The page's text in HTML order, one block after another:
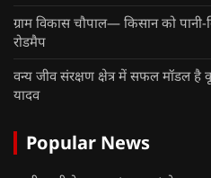
ग्राम विकास चौपाल— किसान को
रोडमैप
वन्य जीव संरक्षण क्षेत्र में सफल मॉडल है
यादव
Popular News